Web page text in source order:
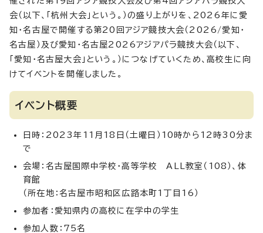
会（以下、「杭州大会」という。）の盛り上がりを、2026年に愛
知・名古屋で開催する第20回アジア競技大会（2026/愛知・
名古屋）及び愛知・名古屋2026アジアパラ競技大会（以下、
「愛知・名古屋大会」という。）につなげていくため、高校生に向
けてイベントを開催しました。
イベント概要
日時：2023年11月18日（土曜日）10時から12時30分ま
で
会場：名古屋国際中学校・高等学校 ALL教室（108）、体
育館
（所在地：名古屋市昭和区広路本町1丁目16）
参加者：愛知県内の高校に在学中の学生
参加人数：75名